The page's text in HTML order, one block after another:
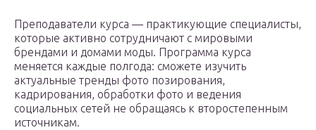
Преподаватели курса — практикующие специалисты,
которые активно сотрудничают с мировыми
брендами и домами моды. Программа курса
меняется каждые полгода: сможете изучить
актуальные тренды фото позирования,
кадрирования, обработки фото и ведения
социальных сетей не обращаясь к второстепенным
источникам.